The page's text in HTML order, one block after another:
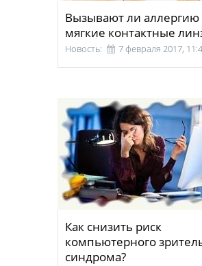
Вызывают ли аллергию
мягкие контактные
Новость: 7 февраля 2017,
Как снизить риск
компьютерного
синдрома?